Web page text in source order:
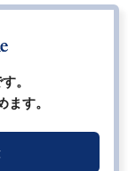
。
す。